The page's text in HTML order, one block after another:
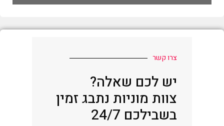
צרו קשר
יש לכם שאלה?
צוות מוניות נתבג זמין
בשבילכם 24/7